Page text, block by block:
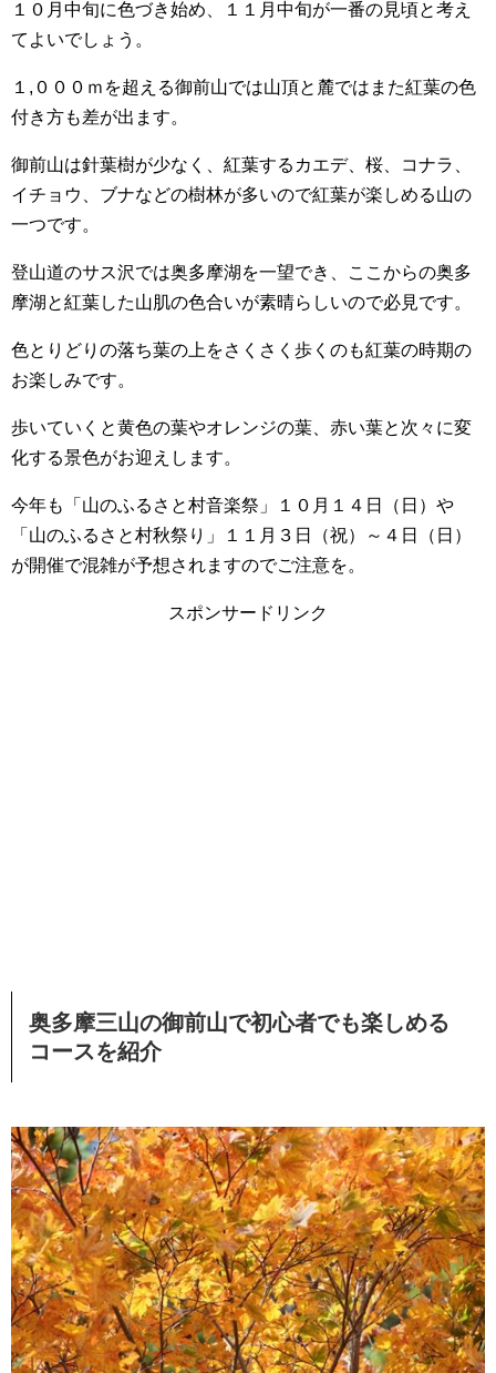
１０月中旬に色づき始め、１１月中旬が一番の見頃と考え
てよいでしょう。
１,０００ｍを超える御前山では山頂と麓ではまた紅葉の色
付き方も差が出ます。
御前山は針葉樹が少なく、紅葉するカエデ、桜、コナラ、
イチョウ、ブナなどの樹林が多いので紅葉が楽しめる山の
一つです。
登山道のサス沢では奥多摩湖を一望でき、ここからの奥多
摩湖と紅葉した山肌の色合いが素晴らしいので必見です。
色とりどりの落ち葉の上をさくさく歩くのも紅葉の時期の
お楽しみです。
歩いていくと黄色の葉やオレンジの葉、赤い葉と次々に変
化する景色がお迎えします。
今年も「山のふるさと村音楽祭」１０月１４日（日）や
「山のふるさと村秋祭り」１１月３日（祝）～４日（日）
が開催で混雑が予想されますのでご注意を。
スポンサードリンク
奥多摩三山の御前山で初心者でも楽しめる
コースを紹介